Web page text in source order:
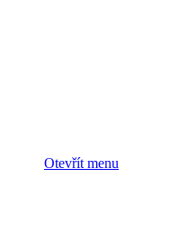
Otevřít menu